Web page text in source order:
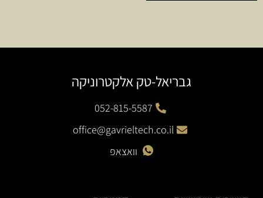
גבריאל-טק אלקטרוניקה
052-815-5587
office@gavrieltech.co.il
וואצאפ